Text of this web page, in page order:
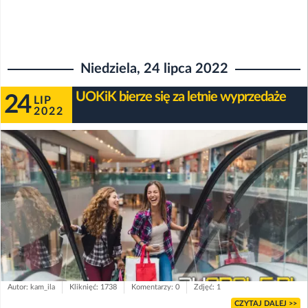
Niedziela, 24 lipca 2022
24 LIP
2022
UOKiK bierze się za letnie wyprzedaże
Autor: kam_ila Kliknięć: 1738 Komentarzy: 0 Zdjęć: 1
CZYTAJ DALEJ >>